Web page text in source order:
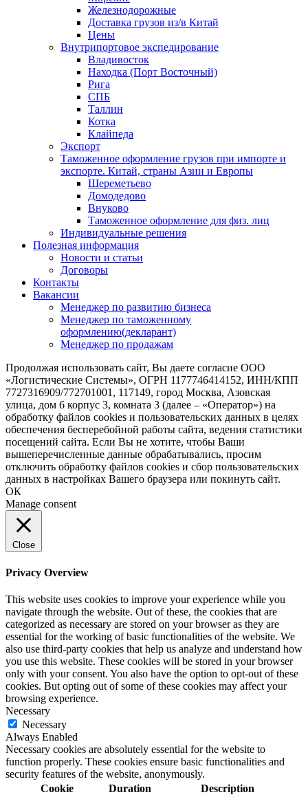
Железнодорожные
Доставка грузов из/в Китай
Цены
Внутрипортовое экспедирование
Владивосток
Находка (Порт Восточный)
Рига
СПБ
Таллин
Котка
Клайпеда
Экспорт
Таможенное оформление грузов при импорте и
экспорте. Китай, страны Азии и Европы
Шереметьево
Домодедово
Внуково
Таможенное оформление для физ. лиц
Индивидуальные решения
Полезная информация
Новости и статьи
Договоры
Контакты
Вакансии
Менеджер по развитию бизнеса
Менеджер по таможенному
оформлению(декларант)
Менеджер по продажам
Продолжая использовать сайт, Вы даете согласие ООО
«Логистические Системы», ОГРН 1177746414152, ИНН/КПП
7727316909/772701001, 117149, город Москва, Азовская
улица, дом 6 корпус 3, комната 3 (далее – «Оператор») на
обработку файлов cookies и пользовательских данных в целях
обеспечения бесперебойной работы сайта, ведения статистики
посещений сайта. Если Вы не хотите, чтобы Ваши
вышеперечисленные данные обрабатывались, просим
отключить обработку файлов cookies и сбор пользовательских
данных в настройках Вашего браузера или покинуть сайт.
ОК
Manage consent
Close
Privacy Overview
This website uses cookies to improve your experience while you
navigate through the website. Out of these, the cookies that are
categorized as necessary are stored on your browser as they are
essential for the working of basic functionalities of the website. We
also use third-party cookies that help us analyze and understand how
you use this website. These cookies will be stored in your browser
only with your consent. You also have the option to opt-out of these
cookies. But opting out of some of these cookies may affect your
browsing experience.
Necessary
Necessary
Always Enabled
Necessary cookies are absolutely essential for the website to
function properly. These cookies ensure basic functionalities and
security features of the website, anonymously.
Cookie
Duration Description